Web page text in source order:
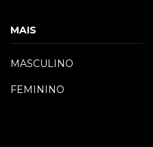
MAIS
MASCULINO
FEMININO